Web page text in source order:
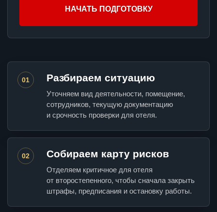
НАЧАТЬ ПОДГОТОВКУ
01 Разбираем ситуацию
Уточняем вид деятельности, помещение,
сотрудников, текущую документацию
и срочность проверки для отеля.
02 Собираем карту рисков
Отделяем критичное для отеля
от второстепенного, чтобы сначала закрыть
штрафы, предписания и остановку работы.